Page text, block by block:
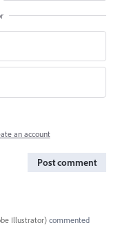
an account
Post comment
Illustrator) commented